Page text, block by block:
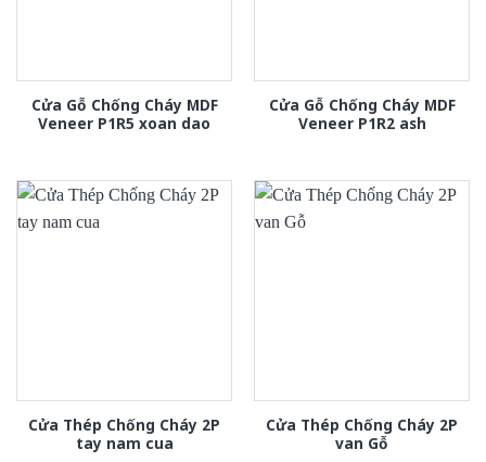
Cửa Gỗ Chống Cháy MDF
Veneer P1R5 xoan dao
Cửa Gỗ Chống Cháy MDF
Veneer P1R2 ash
Cửa Thép Chống Cháy 2P
tay nam cua
Cửa Thép Chống Cháy 2P
van Gỗ